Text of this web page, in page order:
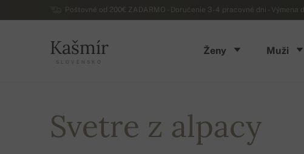
Poštovné od 200€ ZADARMO - Doručenie 3-4 pracovné dni - Výmena
Kašmír
SLOVENSKO
Ženy Muži
Svetre z alpacy